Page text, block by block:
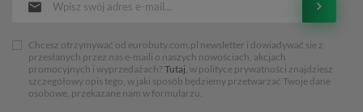
Chcesz otrzymywać od eurobuty.com.pl newsletter i dowiadywać sie z
przesłanych przez nas e-maili o naszych nowościach, akcjach
promocyjnych i wyprzedażach? Tutaj, w polityce prywatności znajdziesz
szczegółowy opis tego, w jaki sposób będziemy przetwarzać Twoje dane
osobowe, przekazane nam w formularzu.